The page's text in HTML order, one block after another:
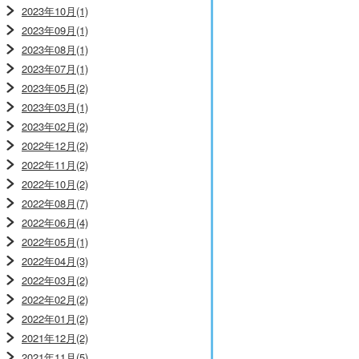
2023年10月(1)
2023年09月(1)
2023年08月(1)
2023年07月(1)
2023年05月(2)
2023年03月(1)
2023年02月(2)
2022年12月(2)
2022年11月(2)
2022年10月(2)
2022年08月(7)
2022年06月(4)
2022年05月(1)
2022年04月(3)
2022年03月(2)
2022年02月(2)
2022年01月(2)
2021年12月(2)